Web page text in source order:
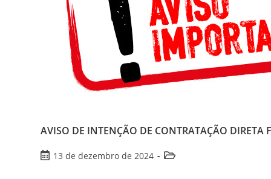
AVISO DE INTENÇÃO DE CONTRATAÇÃO
13 de dezembro de 2024